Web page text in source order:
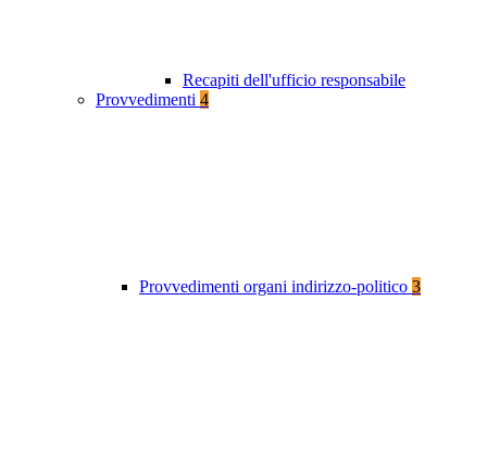
Recapiti dell'ufficio responsabile
Provvedimenti 4
Provvedimenti organi indirizzo-politico 3